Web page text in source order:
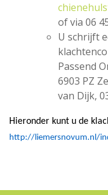
of via 06
U schrijft
Passend
6903 PZ
van Dijk,
Hieronder kunt u de
http://liemersnovum.nl/